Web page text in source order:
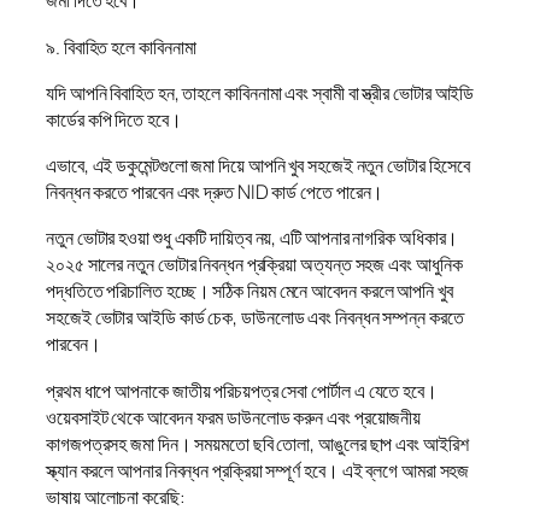
৯. বিবাহিত হলে কাবিননামা
যদি আপনি বিবাহিত হন, তাহলে কাবিননামা এবং স্বামী বা স্ত্রীর ভোটার আইডি
কার্ডের কপি দিতে হবে।
এভাবে, এই ডকুমেন্টগুলো জমা দিয়ে আপনি খুব সহজেই নতুন ভোটার হিসেবে
নিবন্ধন করতে পারবেন এবং দ্রুত NID কার্ড পেতে পারেন।
নতুন ভোটার হওয়া শুধু একটি দায়িত্ব নয়, এটি আপনার নাগরিক অধিকার।
২০২৫ সালের নতুন ভোটার নিবন্ধন প্রক্রিয়া অত্যন্ত সহজ এবং আধুনিক
পদ্ধতিতে পরিচালিত হচ্ছে। সঠিক নিয়ম মেনে আবেদন করলে আপনি খুব
সহজেই ভোটার আইডি কার্ড চেক, ডাউনলোড এবং নিবন্ধন সম্পন্ন করতে
পারবেন।
প্রথম ধাপে আপনাকে জাতীয় পরিচয়পত্র সেবা পোর্টাল এ যেতে হবে।
ওয়েবসাইট থেকে আবেদন ফরম ডাউনলোড করুন এবং প্রয়োজনীয়
কাগজপত্রসহ জমা দিন। সময়মতো ছবি তোলা, আঙুলের ছাপ এবং আইরিশ
স্ক্যান করলে আপনার নিবন্ধন প্রক্রিয়া সম্পূর্ণ হবে। এই ব্লগে আমরা সহজ
ভাষায় আলোচনা করেছি: